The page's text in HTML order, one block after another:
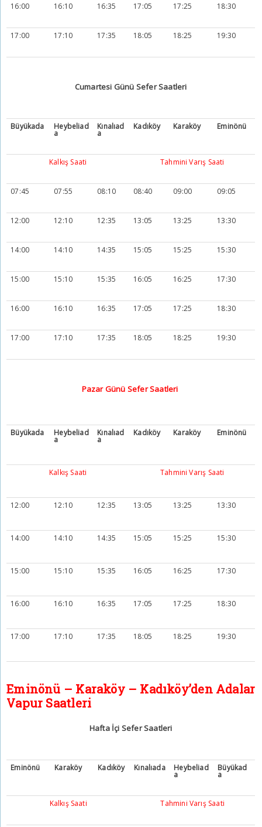
16:00 16:10 16:35 17:05 17:25 18:30
17:00 17:10 17:35 18:05 18:25 19:30
Cumartesi Günü Sefer Saatleri
Büyükada Heybeliad
a
Kınalıad
a
Kadıköy Karaköy Eminönü
Kalkış Saati Tahmini Varış Saati
07:45 07:55 08:10 08:40 09:00 09:05
12:00 12:10 12:35 13:05 13:25 13:30
14:00 14:10 14:35 15:05 15:25 15:30
15:00 15:10 15:35 16:05 16:25 17:30
16:00 16:10 16:35 17:05 17:25 18:30
17:00 17:10 17:35 18:05 18:25 19:30
Pazar Günü Sefer Saatleri
Büyükada Heybeliad
a
Kınalıad
a
Kadıköy Karaköy Eminönü
Kalkış Saati Tahmini Varış Saati
12:00 12:10 12:35 13:05 13:25 13:30
14:00 14:10 14:35 15:05 15:25 15:30
15:00 15:10 15:35 16:05 16:25 17:30
16:00 16:10 16:35 17:05 17:25 18:30
17:00 17:10 17:35 18:05 18:25 19:30
Eminönü – Karaköy – Kadıköy’den Adalar
Vapur Saatleri
Hafta İçi Sefer Saatleri
Eminönü Karaköy Kadıköy Kınalıada Heybeliad
a
Büyükad
a
Kalkış Saati Tahmini Varış Saati